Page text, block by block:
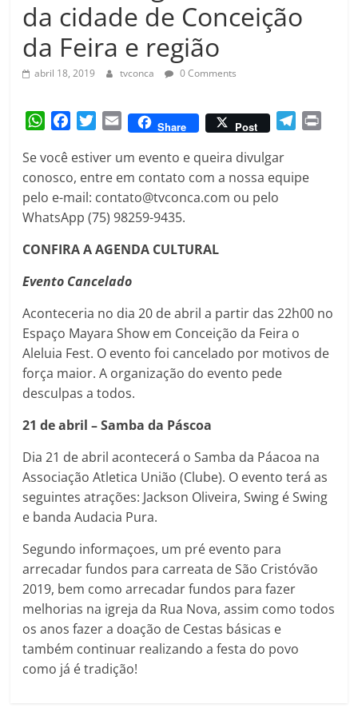
Amorim
da cidade de Conceição
da Feira e região
abril 18, 2019 tvconca 0 Comments
W
a
t
s
A
p
c
e
b
o
k
i
t
t
e
E
a
i
l
Share Post
e
Se você estiver um evento e queira divulgar
conosco, entre em contato com a nossa equipe
pelo e-mail: contato@tvconca.com ou pelo
WhatsApp (75) 98259-9435.
CONFIRA A AGENDA CULTURAL
Evento Cancelado
Aconteceria no dia 20 de abril a partir das 22h00 no
Espaço Mayara Show em Conceição da Feira o
Aleluia Fest. O evento foi cancelado por motivos de
força maior. A organização do evento pede
desculpas a todos.
21 de abril – Samba da Páscoa
Dia 21 de abril acontecerá o Samba da Páacoa na
Associação Atletica União (Clube). O evento terá as
seguintes atrações: Jackson Oliveira, Swing é Swing
e banda Audacia Pura.
Segundo informaçoes, um pré evento para
arrecadar fundos para carreata de São Cristóvão
2019, bem como arrecadar fundos para fazer
melhorias na igreja da Rua Nova, assim como todos
os anos fazer a doação de Cestas básicas e
também continuar realizando a festa do povo
como já é tradição!